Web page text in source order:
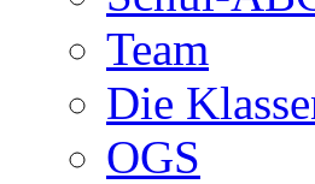
Team
Die
OGS